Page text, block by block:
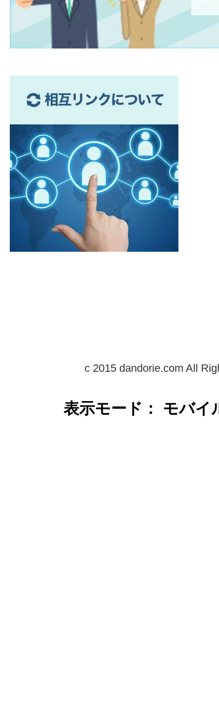
c 2015 dandorie.com All
表示モード： モバ